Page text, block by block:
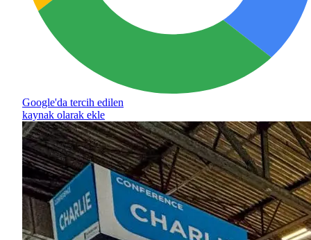
Google'da tercih edilen
kaynak olarak ekle